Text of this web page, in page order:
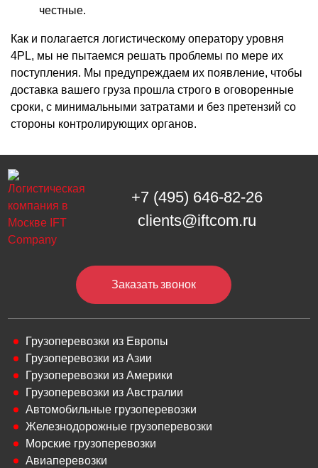
честные.
Как и полагается логистическому оператору уровня
4PL, мы не пытаемся решать проблемы по мере их
поступления. Мы предупреждаем их появление, чтобы
доставка вашего груза прошла строго в оговоренные
сроки, с минимальными затратами и без претензий со
стороны контролирующих органов.
+7 (495) 646-82-26
clients@iftcom.ru
Заказать звонок
Грузоперевозки из Европы
Грузоперевозки из Азии
Грузоперевозки из Америки
Грузоперевозки из Австралии
Автомобильные грузоперевозки
Железнодорожные грузоперевозки
Морские грузоперевозки
Авиаперевозки